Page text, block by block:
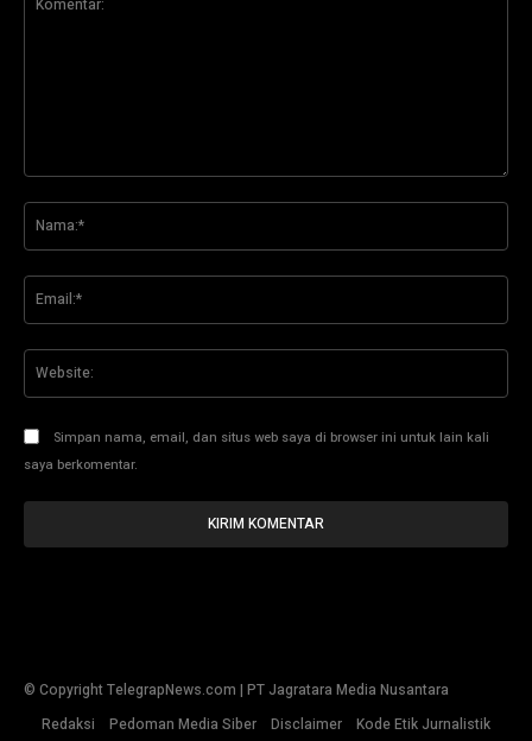
Simpan nama, email, dan situs web saya di browser ini untuk lain kali
saya berkomentar.
© Copyright TelegrapNews.com | PT Jagratara Media Nusantara
Redaksi
Pedoman Media Siber Disclaimer Kode Etik Jurnalistik